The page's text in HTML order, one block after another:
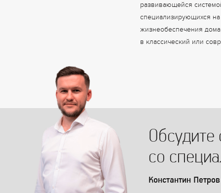
развивающейся
специализирующихся
жизнеобеспечения
в классический или
со
Константин Петров